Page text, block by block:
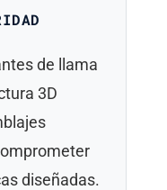
de llama
3D
diseñadas.